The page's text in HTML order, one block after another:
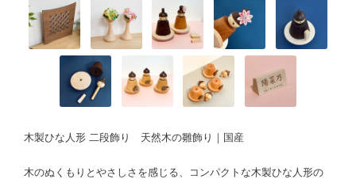
木製ひな人形 二段飾り 天然木の雛飾り｜国産
木のぬくもりとやさしさを感じる、コンパクトな木製ひな人形の